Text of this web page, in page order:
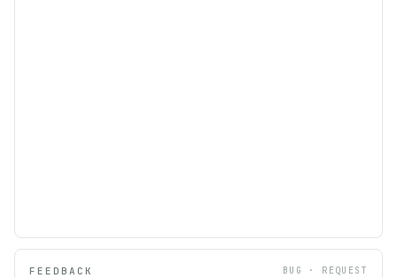
FEEDBACK BUG · REQUEST